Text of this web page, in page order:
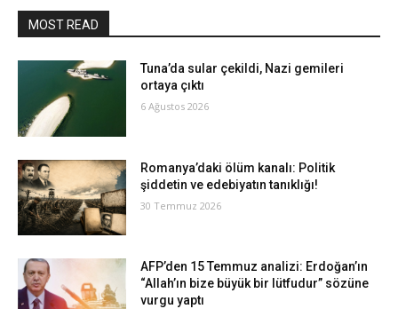
MOST READ
Tuna’da sular çekildi, Nazi gemileri
ortaya çıktı
6 Ağustos 2026
Romanya’daki ölüm kanalı: Politik
şiddetin ve edebiyatın tanıklığı!
30 Temmuz 2026
AFP’den 15 Temmuz analizi: Erdoğan’ın
“Allah’ın bize büyük bir lütfudur” sözüne
vurgu yaptı